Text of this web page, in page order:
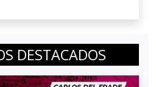
DESTACADOS